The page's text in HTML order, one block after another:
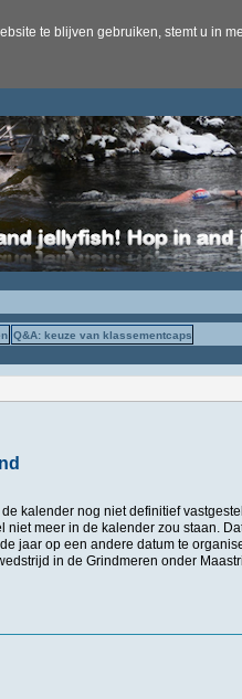
te blijven gebruiken, stemt u in
Q&A: keuze van klassementcaps
kalender nog niet definitief
meer in de kalender zou staan.
jaar op een andere datum te
in de Grindmeren onder